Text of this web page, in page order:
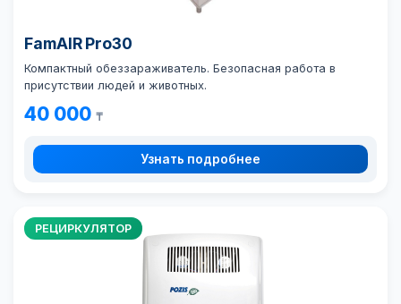
FamAIR Pro30
Компактный обеззараживатель. Безопасная работа в
присутствии людей и животных.
40 000 ₸
Узнать подробнее
РЕЦИРКУЛЯТОР